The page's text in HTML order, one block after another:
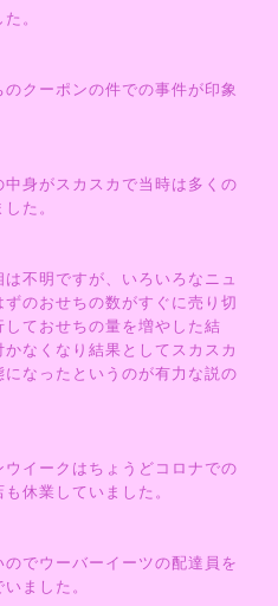
。
クーポンの件での事件が印象
身がスカスカで当時は多くの
た。
不明ですが、いろいろなニュ
のおせちの数がすぐに売り切
ておせちの量を増やした結
なくなり結果としてスカスカ
なったというのが有力な説の
イークはちょうどコロナでの
休業していました。
でウーバーイーツの配達員を
ました。